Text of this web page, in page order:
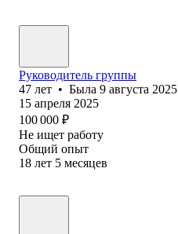
Руководитель группы
47 лет • Была 9 августа 2025
15 апреля 2025
100 000 ₽
Не ищет работу
Общий опыт
18 лет 5 месяцев